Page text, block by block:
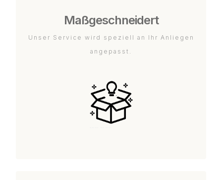
Maßgeschneidert
Unser Service wird speziell an Ihr Anliegen
angepasst.